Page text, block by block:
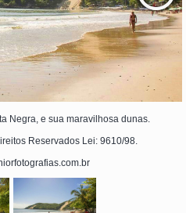
Negra, e sua maravilhosa dunas.
Reservados Lei: 9610/98.